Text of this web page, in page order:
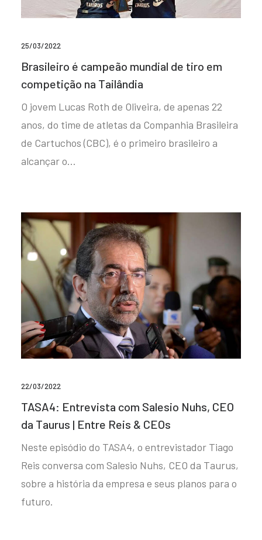
25/03/2022
Brasileiro é campeão mundial de tiro em
competição na Tailândia
O jovem Lucas Roth de Oliveira, de apenas 22
anos, do time de atletas da Companhia Brasileira
de Cartuchos (CBC), é o primeiro brasileiro a
alcançar o…
22/03/2022
TASA4: Entrevista com Salesio Nuhs, CEO
da Taurus | Entre Reis & CEOs
Neste episódio do TASA4, o entrevistador Tiago
Reis conversa com Salesio Nuhs, CEO da Taurus,
sobre a história da empresa e seus planos para o
futuro.